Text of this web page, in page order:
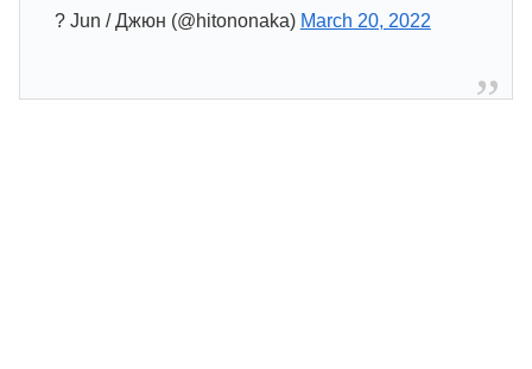
? Jun / Джюн (@hitononaka) March 20, 2022